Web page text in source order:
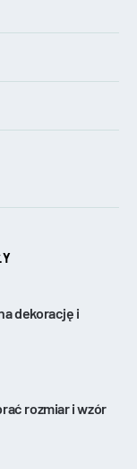
dekorację i
rozmiar i wzór